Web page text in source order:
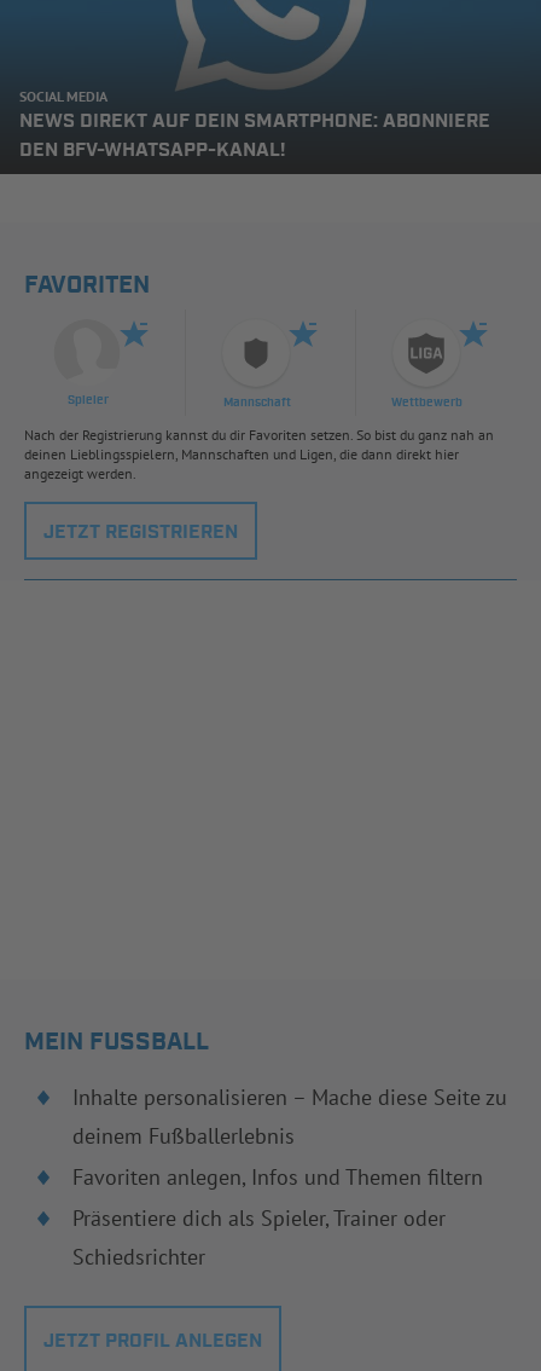
SOCIAL MEDIA
NEWS DIREKT AUF DEIN SMARTPHONE: ABONNIERE
DEN BFV-WHATSAPP-KANAL!
FAVORITEN
Spieler Mannschaft Wettbewerb
Nach der Registrierung kannst du dir Favoriten setzen. So bist du ganz nah an
deinen Lieblingsspielern, Mannschaften und Ligen, die dann direkt hier
angezeigt werden.
JETZT REGISTRIEREN
MEIN FUSSBALL
Inhalte personalisieren – Mache diese Seite zu
deinem Fußballerlebnis
Favoriten anlegen, Infos und Themen filtern
Präsentiere dich als Spieler, Trainer oder
Schiedsrichter
JETZT PROFIL ANLEGEN